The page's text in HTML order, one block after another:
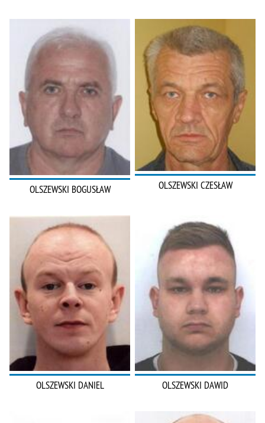
OLSZEWSKI BOGUSŁAW OLSZEWSKI CZESŁAW
OLSZEWSKI DANIEL OLSZEWSKI DAWID